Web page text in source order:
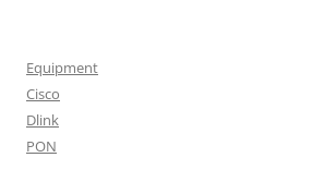
Equipment
Cisco
Dlink
PON